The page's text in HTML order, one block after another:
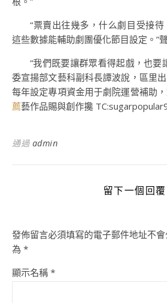
“票賣出往幾多，什么劇目受接待
這些數據能輔助劇團優化節目設定。”
“我們既要讓群眾看得起戲，也要
委宣揚部文藝科副科長譚波說，區里
每年設定專項資金用于劇院運營補助
薦藝作品賜與創作攙
通過 admin
留下一個回覆
發佈留言必須填寫的電子郵件地址不會
為 *
顯示名稱 *